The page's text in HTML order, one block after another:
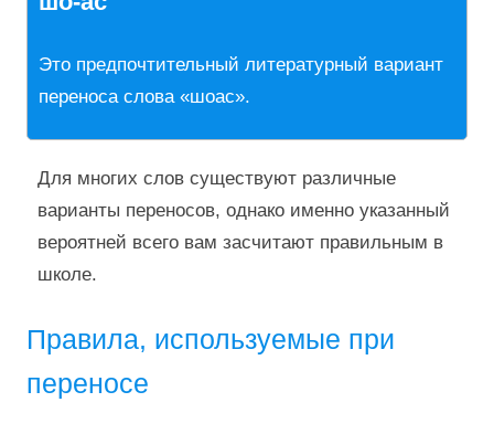
Это предпочтительный литературный вариант
переноса слова «шоас».
Для многих слов существуют различные
варианты переносов, однако именно указанный
вероятней всего вам засчитают правильным в
школе.
Правила, используемые при
переносе